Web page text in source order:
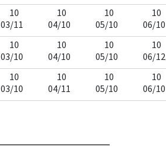
10
03/11
10
04/10
10
05/10
10
06/10
10
03/10
10
04/10
10
05/10
10
06/12
10
03/10
10
04/11
10
05/10
10
06/10